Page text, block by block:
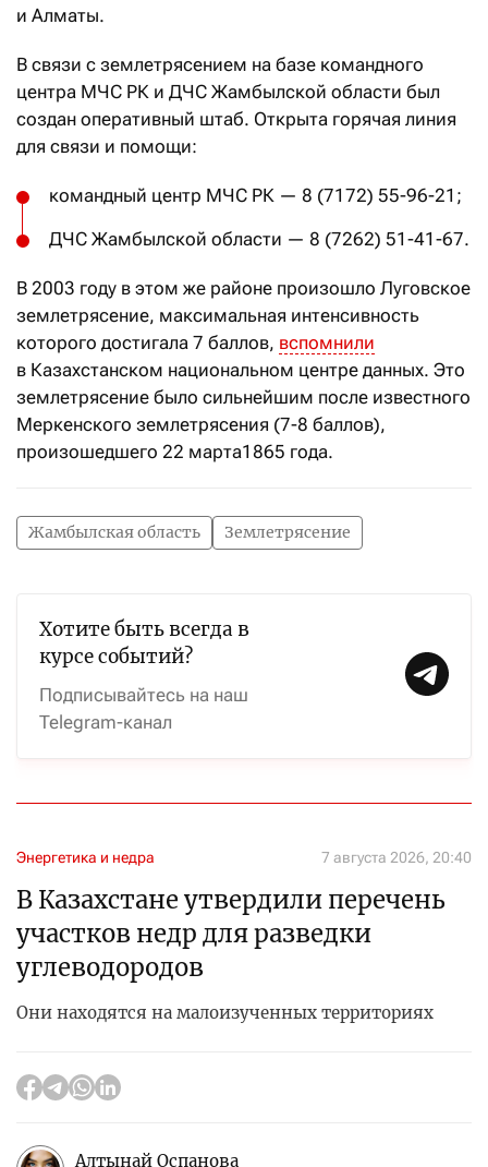
и Алматы.
В связи с землетрясением на базе командного
центра МЧС РК и ДЧС Жамбылской области был
создан оперативный штаб. Открыта горячая линия
для связи и помощи:
командный центр МЧС РК — 8 (7172) 55-96-21;
ДЧС Жамбылской области — 8 (7262) 51-41-67.
В 2003 году в этом же районе произошло Луговское
землетрясение, максимальная интенсивность
которого достигала 7 баллов, вспомнили
в Казахстанском национальном центре данных. Это
землетрясение было сильнейшим после известного
Меркенского землетрясения (7-8 баллов),
произошедшего 22 марта1865 года.
Жамбылская область Землетрясение
Хотите быть всегда в
курсе событий?
Подписывайтесь на наш
Telegram-канал
Энергетика и недра 7 августа 2026, 20:40
В Казахстане утвердили перечень
участков недр для разведки
углеводородов
Они находятся на малоизученных территориях
Алтынай Оспанова